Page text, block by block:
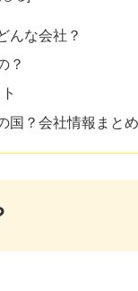
んな会社？
？
国？会社情報まとめ